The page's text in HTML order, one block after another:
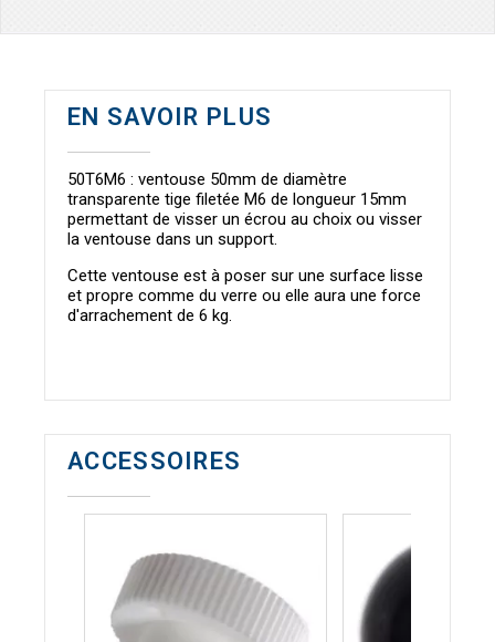
EN SAVOIR PLUS
50T6M6 : ventouse 50mm de diamètre
transparente tige filetée M6 de longueur 15mm
permettant de visser un écrou au choix ou visser
la ventouse dans un support.
Cette ventouse est à poser sur une surface lisse
et propre comme du verre ou elle aura une force
d'arrachement de 6 kg.
ACCESSOIRES